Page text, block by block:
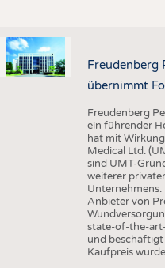
Freudenberg
übernimmt
Freudenberg
ein führender
hat mit
Medical Ltd.
sind UMT-
weiterer
Anbieter von
state-of-the-
und
Kaufpreis